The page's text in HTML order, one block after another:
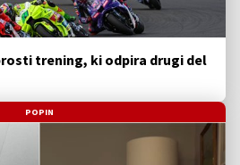
trening, ki odpira drugi del
POPIN